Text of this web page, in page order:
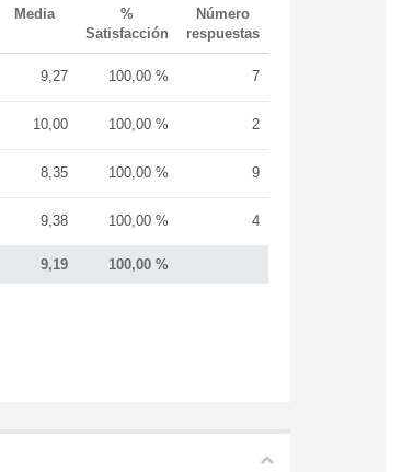
Media
%
Satisfacción
Número
respuestas
9,19 100,00 %
9,27 100,00 % 7
10,00 100,00 % 2
8,35 100,00 % 9
9,38 100,00 % 4